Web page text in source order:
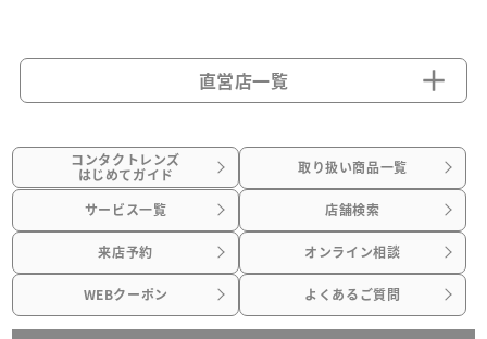
直営店一覧
コンタクトレンズ
はじめてガイド 取り扱い商品一覧
サービス一覧 店舗検索
来店予約 オンライン相談
WEBクーポン よくあるご質問